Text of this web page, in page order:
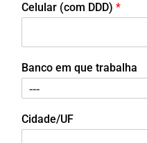
Celular (com DDD) *
Banco em que trabalha
Cidade/UF